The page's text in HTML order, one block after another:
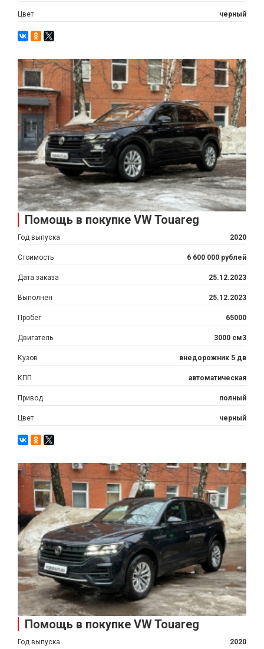
Цвет черный
Помощь в покупке VW Touareg
Год выпуска 2020
Стоимость 6 600 000 рублей
Дата заказа 25.12.2023
Выполнен 25.12.2023
Пробег 65000
Двигатель 3000 см3
Кузов внедорожник 5 дв
КПП автоматическая
Привод полный
Цвет черный
Помощь в покупке VW Touareg
Год выпуска 2020